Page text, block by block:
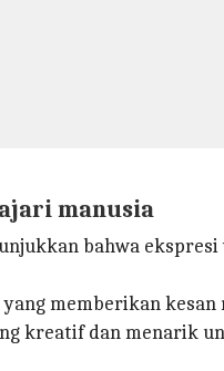
manusia
bahwa
memberikan
kreatif dan menarik